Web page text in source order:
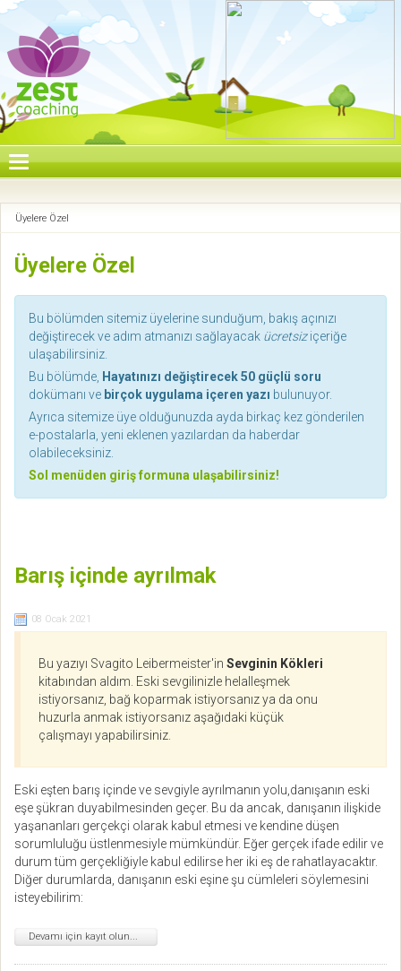
Üyelere Özel
Üyelere Özel
Bu bölümden sitemiz üyelerine sunduğum, bakış açınızı
değiştirecek ve adım atmanızı sağlayacak ücretsiziçeriğe
ulaşabilirsiniz.
Bu bölümde, Hayatınızı değiştirecek 50 güçlü soru
dokümanı ve birçok uygulama içeren yazı bulunuyor.
Ayrıca sitemize üye olduğunuzda ayda birkaç kez gönderilen
e-postalarla, yeni eklenen yazılardan da haberdar
olabileceksiniz.
Sol menüden giriş formuna ulaşabilirsiniz!
Barış içinde ayrılmak
08 Ocak 2021
Bu yazıyı Svagito Leibermeister'in Sevginin Kökleri
kitabından aldım. Eski sevgilinizle helalleşmek
istiyorsanız, bağ koparmak istiyorsanız ya da onu
huzurla anmak istiyorsanız aşağıdaki küçük
çalışmayı yapabilirsiniz.
Eski eşten barış içinde ve sevgiyle ayrılmanın yolu,danışanın eski
eşe şükran duyabilmesinden geçer. Bu da ancak, danışanın ilişkide
yaşananları gerçekçi olarak kabul etmesi ve kendine düşen
sorumluluğu üstlenmesiyle mümkündür. Eğer gerçek ifade edilir ve
durum tüm gerçekliğiyle kabul edilirse her iki eş de rahatlayacaktır.
Diğer durumlarda, danışanın eski eşine şu cümleleri söylemesi​ni
isteyebilirim:
Devamı için kayıt olun...